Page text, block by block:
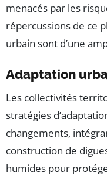
menacés par les
répercussions de ce
urbain sont d’une
Adaptation
Les collectivités
stratégies
changements,
construction de
humides pour